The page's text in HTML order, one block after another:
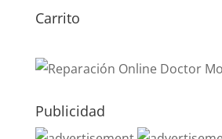
Carrito
Publicidad